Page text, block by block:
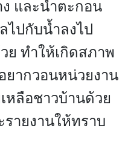
และนำตะกอน
ปกับน้ำลงไป
ย ทำให้เกิดสภาพ
ยากวอนหน่วยงาน
หลือชาวบ้านด้วย
ายงานให้ทราบ